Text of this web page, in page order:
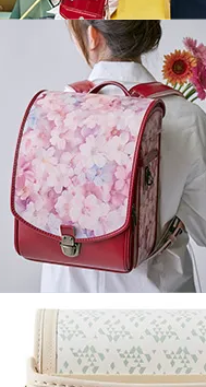
せた美しい
じさせる絶
一人ひとりの